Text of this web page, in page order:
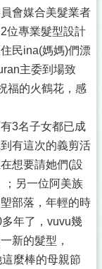
會媒合美髮業者
位專業髮型設計
民ina(媽媽)們漂
主委到場致
福的火鶴花，感
3名子女都已成
有這次的義剪活
想要請她們(設
；另一位阿美族
部落，年輕的時
年了，vuvu幾
新的髮型，
麼棒的母親節